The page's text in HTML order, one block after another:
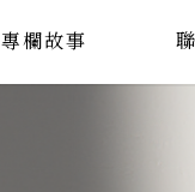
專欄故事